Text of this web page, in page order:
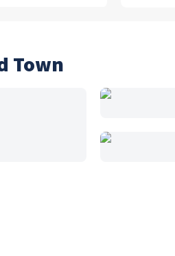
Town